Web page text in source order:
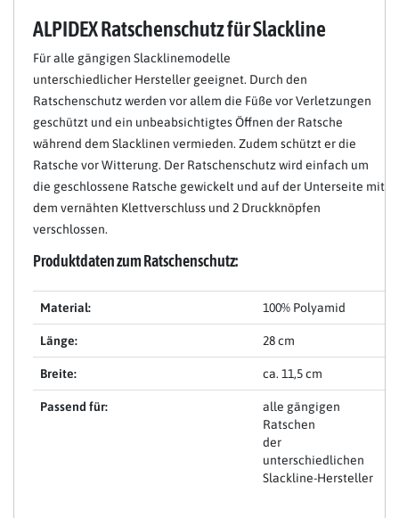
ALPIDEX Ratschenschutz für Slackline
Für alle gängigen Slacklinemodelle
unterschiedlicher Hersteller geeignet. Durch den
Ratschenschutz werden vor allem die Füße vor Verletzungen
geschützt und ein unbeabsichtigtes Öffnen der Ratsche
während dem Slacklinen vermieden. Zudem schützt er die
Ratsche vor Witterung. Der Ratschenschutz wird einfach um
die geschlossene Ratsche gewickelt und auf der Unterseite mit
dem vernähten Klettverschluss und 2 Druckknöpfen
verschlossen.
Produktdaten zum Ratschenschutz:
Material: 100% Polyamid
Länge: 28 cm
Breite: ca. 11,5 cm
Passend für:
alle gängigen
Ratschen
der
unterschiedlichen
Slackline-Hersteller